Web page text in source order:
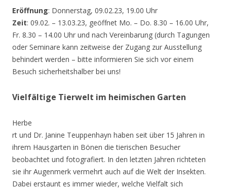
Eröffnung: Donnerstag, 09.02.23, 19.00 Uhr
Zeit: 09.02. – 13.03.23, geöffnet Mo. – Do. 8.30 – 16.00 Uhr,
Fr. 8.30 – 14.00 Uhr und nach Vereinbarung (durch Tagungen
oder Seminare kann zeitweise der Zugang zur Ausstellung
behindert werden – bitte informieren Sie sich vor einem
Besuch sicherheitshalber bei uns!
Vielfältige Tierwelt im heimischen Garten
Herbe
rt und Dr. Janine Teuppenhayn haben seit über 15 Jahren in
ihrem Hausgarten in Bönen die tierischen Besucher
beobachtet und fotografiert. In den letzten Jahren richteten
sie ihr Augenmerk vermehrt auch auf die Welt der Insekten.
Dabei erstaunt es immer wieder, welche Vielfalt sich